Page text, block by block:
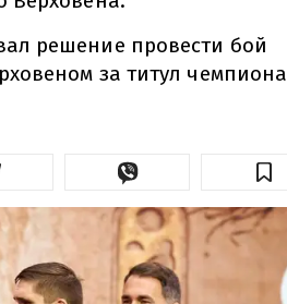
решение провести бой
за титул чемпиона